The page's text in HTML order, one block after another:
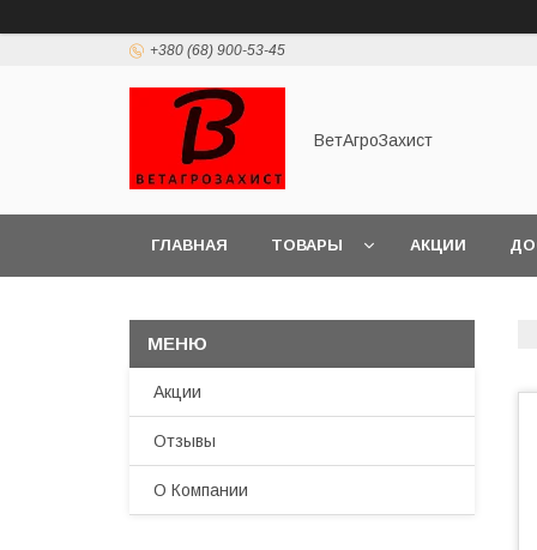
+380 (68) 900-53-45
ВетАгроЗахист
ГЛАВНАЯ ТОВАРЫ АКЦИИ
Акции
Отзывы
О Компании